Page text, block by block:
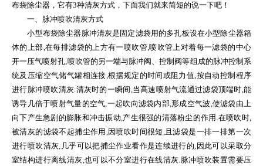
布袋除尘器，它有3种清灰方式，下面我们就来简短的说一下吧！
一、脉冲喷吹清灰方式
小型布袋除尘器脉冲清灰是固定滤袋用的多孔板设在小型除尘器箱
体的上部,在每排滤袋的上方有一喷吹管,喷吹管上对着每一滤袋的中心
开一压气喷射孔,喷吹管的另一端与脉冲阀、控制阀等组成的脉冲控制系
统及压缩空气储气罐相连接,根据规定的时间或阻力值,按自动控制程序
进行脉冲喷吹清灰.清灰时的一瞬间,当高速喷射气流通过滤袋顶端时,能
诱导几倍于喷射气量的空气,一起吹向滤袋内部,形成空气波,使滤袋由上
向下产生急剧的膨胀和冲击振动,产生很强的清落粉尘的作用.在喷吹时,
被清灰的滤袋不起捕尘作用,因喷吹时间很短,且滤袋是一排一排第一次
进行喷吹清灰,几乎可以把捕尘作业看作是连续进行的,因此可以采取分
室结构进行离线清灰,也可以不分室进行在线清灰.脉冲喷吹装置需要压